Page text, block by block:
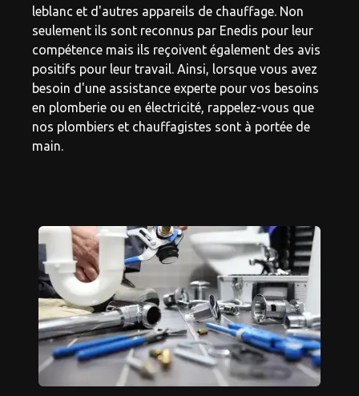
leblanc et d'autres appareils de chauffage. Non
seulement ils sont reconnus par Enedis pour leur
compétence mais ils reçoivent également des avis
positifs pour leur travail. Ainsi, lorsque vous avez
besoin d'une assistance experte pour vos besoins
en plomberie ou en électricité, rappelez-vous que
nos plombiers et chauffagistes sont à portée de
main.